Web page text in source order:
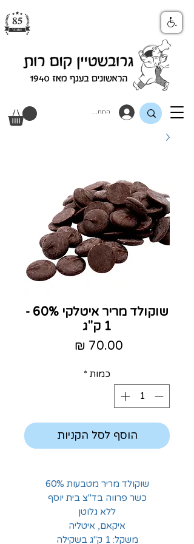
התחבר
שוקולד מריר איטלקי 60% -
1 ק"ג
כמות *
הוסף לסל הקניות
שוקולד מריר מטבעות 60%
כשר פרווה בד"צ בית יוסף
ללא גלוטן
איקאם, איטליה
משקל: 1 ק"ג בשקילה